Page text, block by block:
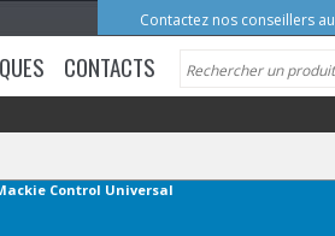
Contactez nos conseillers au
CONTACTS
Control Universal